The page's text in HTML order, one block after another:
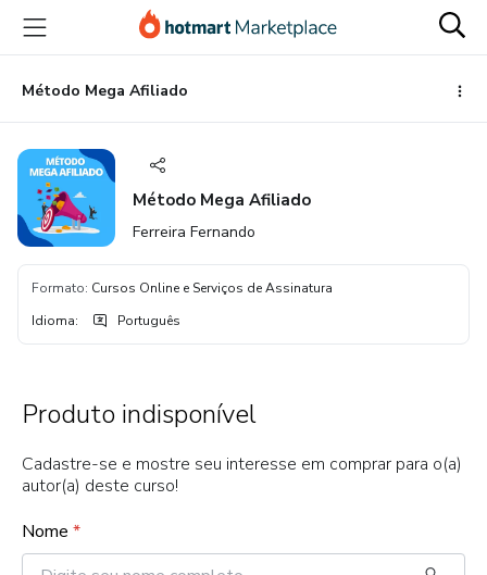
para
conteúdo
principal
para
pagamento
para
rodapéMétodo Mega Afiliado
Método Mega Afiliado
Ferreira Fernando
Formato: Cursos Online e Serviços de Assinatura
Idioma: Português
Produto indisponível
Cadastre-se e mostre seu interesse em comprar para o(a)
autor(a) deste curso!
Nome *